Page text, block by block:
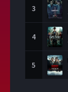
3
4
5